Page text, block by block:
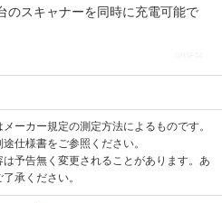
のスキャナーを同時に充電可能で
ーカー規定の測定方法によるものです。
仕様書をご参照ください。
予告無く変更されることがあります。あ
承ください。